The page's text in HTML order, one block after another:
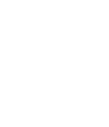
getirilmiş bu